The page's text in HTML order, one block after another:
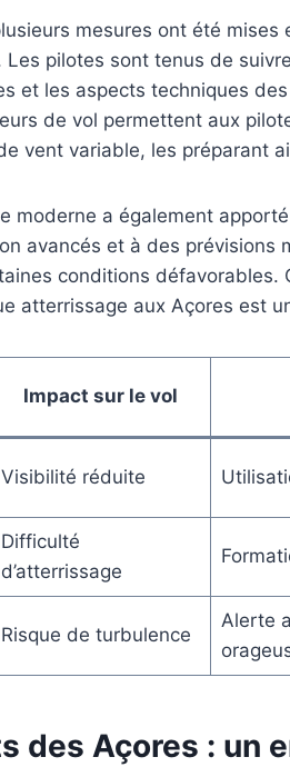
mesures ont été
Les pilotes sont tenus de
et les aspects techniques
de vol permettent aux
vent variable, les préparant
moderne a également
avancés et à des prévisions
conditions défavorables.
atterrissage aux Açores est
Impact sur le vol
Visibilité réduite
Difficulté
d’atterrissage
Risque de turbulence
Alerte
des Açores : un